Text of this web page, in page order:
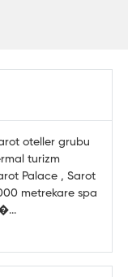
oteller grubu
turizm
Palace , Sarot
metrekare spa